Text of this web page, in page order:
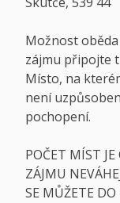
Možnost
zájmu připojte
Místo, na
není
pochopení.
POČET MÍST
ZÁJMU
SE MŮŽETE DO